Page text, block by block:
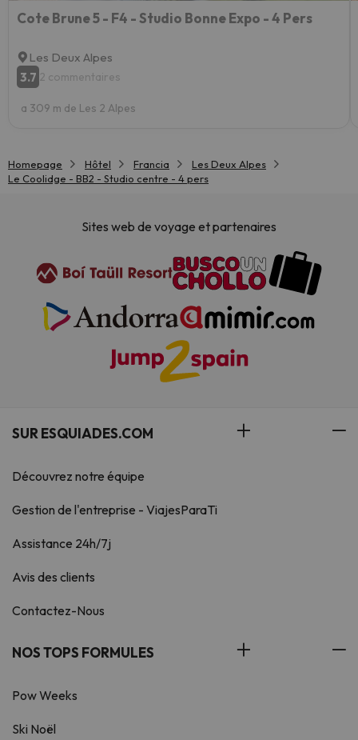
Cote Brune 5 - F4 - Studio Bonne Expo - 4 Pers
Les Deux Alpes
3.7 2 commentaires
a 309 m de Les 2 Alpes
Homepage Hôtel Francia
Les Deux Alpes
Le Coolidge - BB2 - Studio centre - 4 pers
Sites web de voyage et partenaires
SUR ESQUIADES.COM
Découvrez notre équipe
Gestion de l'entreprise - ViajesParaTi
Assistance 24h/7j
Avis des clients
Contactez-Nous
NOS TOPS FORMULES
Pow Weeks
Ski Noël